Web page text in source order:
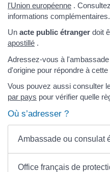
l'Union européenne .
informations complémentaires.
Un acte public étranger doit
apostillé .
Adressez-vous à
d'origine pour répondre à cette
Vous pouvez aussi consulter
par pays pour vérifier quelle
Où s’adresser ?
Ambassade ou consulat
Office français de